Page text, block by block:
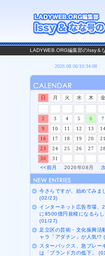
LADYWEB.ORG編集部のIssy＆
日 月 火 水 木 金
2
3 4 5 6 7
9
10 11 12 13 14
16
17 18 19 20 21
23
24 25 26 27 28
30
31
<<前月
2026年08月
今さらですが、始めてみま
(02/23)
インターネット広告市場、
に8500億円規模になるらし
(01/27)
足立区の芸術・文化振興活
ャラ「アダチン」が人気!?
スターバックス、急ブレー
は「ブランド力の低下」